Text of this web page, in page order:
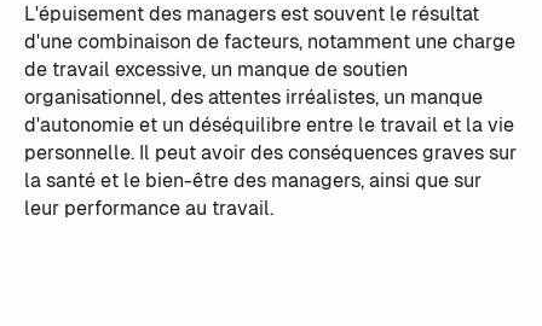
L'épuisement des managers est souvent le résultat
d'une combinaison de facteurs, notamment une charge
de travail excessive, un manque de soutien
organisationnel, des attentes irréalistes, un manque
d'autonomie et un déséquilibre entre le travail et la vie
personnelle. Il peut avoir des conséquences graves sur
la santé et le bien-être des managers, ainsi que sur
leur performance au travail.